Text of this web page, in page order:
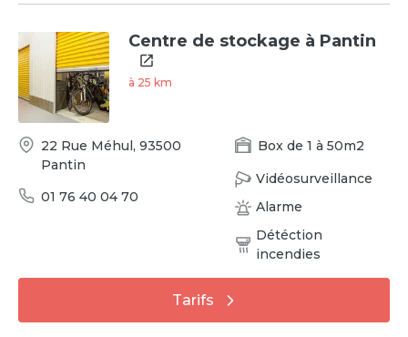
Centre de stockage à Pantin
à 25 km
22 Rue Méhul, 93500
Pantin
01 76 40 04 70
Boxde 1 à 50m2
Vidéosurveillance
Alarme
Détéction
incendies
Tarifs